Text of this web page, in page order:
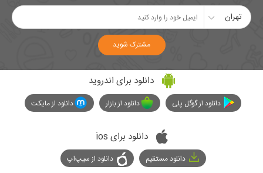
تهران
مشترک شوید
دانلود برای اندروید
دانلود از گوگل پلی دانلود از بازار دانلود از مایکت
دانلود برای ios
دانلود مستقیم دانلود از سیپ‌اپ